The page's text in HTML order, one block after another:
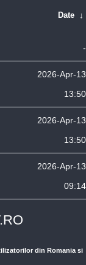
Date ↓
-
2026-Apr-13
13:50
2026-Apr-13
13:50
2026-Apr-13
09:14
din Romania si